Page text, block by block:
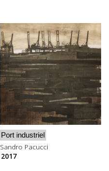
Port industriel
Sandro Pacucci
2017